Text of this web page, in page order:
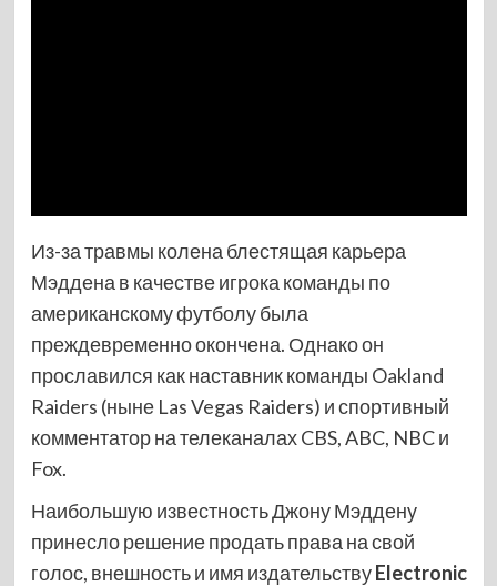
Из-за травмы колена блестящая карьера
Мэддена в качестве игрока команды по
американскому футболу была
преждевременно окончена. Однако он
прославился как наставник команды Oakland
Raiders (ныне Las Vegas Raiders) и спортивный
комментатор на телеканалах CBS, ABC, NBC и
Fox.
Наибольшую известность Джону Мэддену
принесло решение продать права на свой
голос, внешность и имя издательствуElectronic